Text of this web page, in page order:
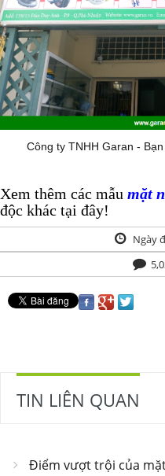
Công ty TNHH Garan -
Xem thêm các mẫu mặt
độc khác tại đây!
Ngày
TIN LIÊN QUAN
Điểm vượt trội của